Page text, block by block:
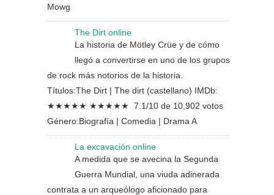
Mowg
The Dirt online
La historia de Mötley Crüe y de cómo
llegó a convertirse en uno de los grupos
de rock más notorios de la historia.
Títulos:The Dirt | The dirt (castellano) IMDb:
★★★★★ ★★★★★ 7.1/10 de 10,902 votos
Género:Biografía | Comedia | Drama A
La excavación online
A medida que se avecina la Segunda
Guerra Mundial, una viuda adinerada
contrata a un arqueólogo aficionado para